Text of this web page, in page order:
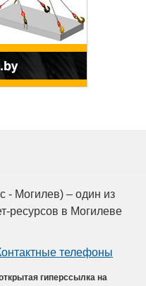
- Могилев) – один из
ресурсов в Могилеве
телефоны
гиперссылка на